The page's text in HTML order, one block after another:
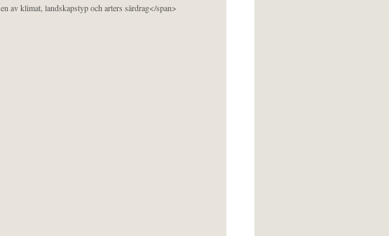
av klimat, landskapstyp och arters särdrag</span>